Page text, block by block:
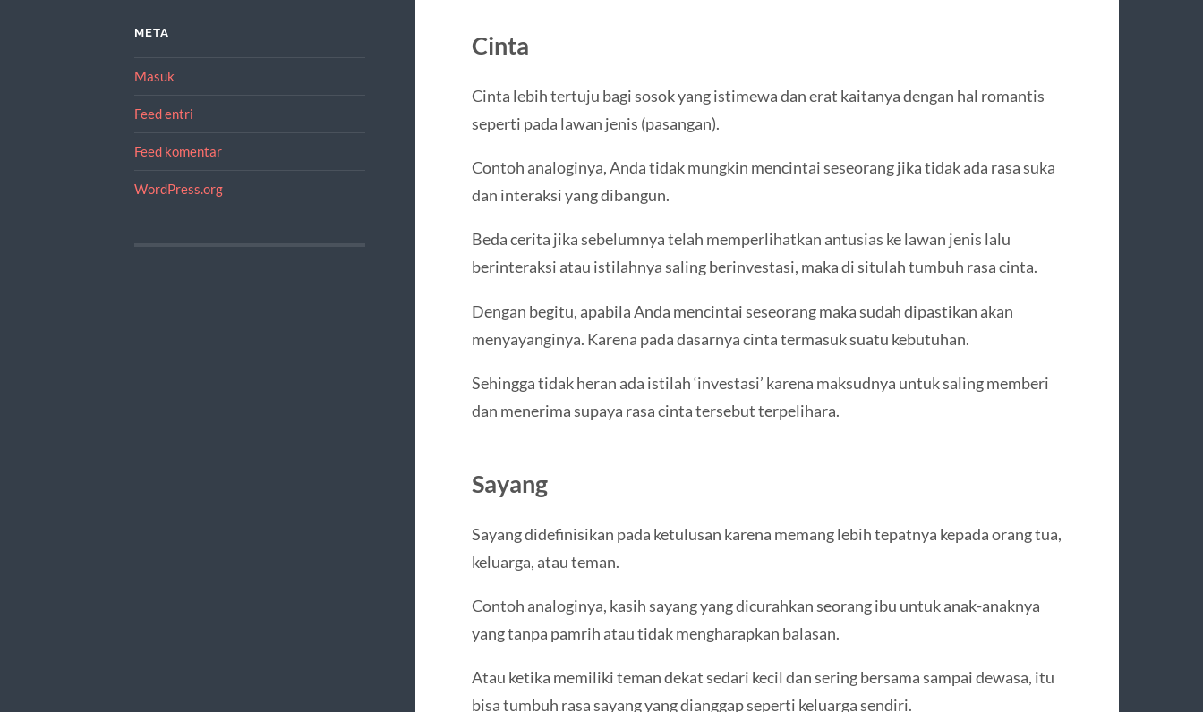
META
Masuk
Feed entri
Feed komentar
WordPress.org
Cinta
Cinta lebih tertuju bagi sosok yang istimewa dan erat kaitanya dengan hal romantis
seperti pada lawan jenis (pasangan).
Contoh analoginya, Anda tidak mungkin mencintai seseorang jika tidak ada rasa suka
dan interaksi yang dibangun.
Beda cerita jika sebelumnya telah memperlihatkan antusias ke lawan jenis lalu
berinteraksi atau istilahnya saling berinvestasi, maka di situlah tumbuh rasa cinta.
Dengan begitu, apabila Anda mencintai seseorang maka sudah dipastikan akan
menyayanginya. Karena pada dasarnya cinta termasuk suatu kebutuhan.
Sehingga tidak heran ada istilah ‘investasi’ karena maksudnya untuk saling memberi
dan menerima supaya rasa cinta tersebut terpelihara.
Sayang
Sayang didefinisikan pada ketulusan karena memang lebih tepatnya kepada orang tua,
keluarga, atau teman.
Contoh analoginya, kasih sayang yang dicurahkan seorang ibu untuk anak-anaknya
yang tanpa pamrih atau tidak mengharapkan balasan.
Atau ketika memiliki teman dekat sedari kecil dan sering bersama sampai dewasa, itu
bisa tumbuh rasa sayang yang dianggap seperti keluarga sendiri.